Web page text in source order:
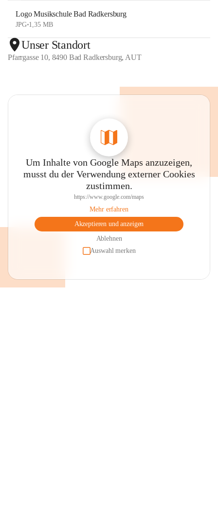
Logo Musikschule Bad Radkersburg
JPG•1,35 MB
Unser Standort
Pfarrgasse 10, 8490 Bad Radkersburg, AUT
Um Inhalte von Google Maps anzuzeigen,
musst du der Verwendung externer Cookies
zustimmen.
https://www.google.com/maps
Mehr erfahren
Akzeptieren und anzeigen
Ablehnen
Auswahl merken